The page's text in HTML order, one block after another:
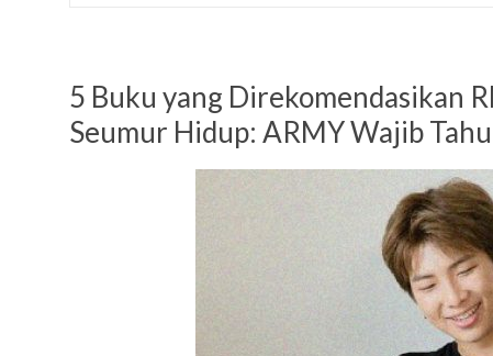
5 Buku yang Direkomendasikan
Seumur Hidup: ARMY Wajib